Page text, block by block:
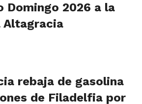
Domingo 2026 a la
Altagracia
rebaja de gasolina
de Filadelfia por